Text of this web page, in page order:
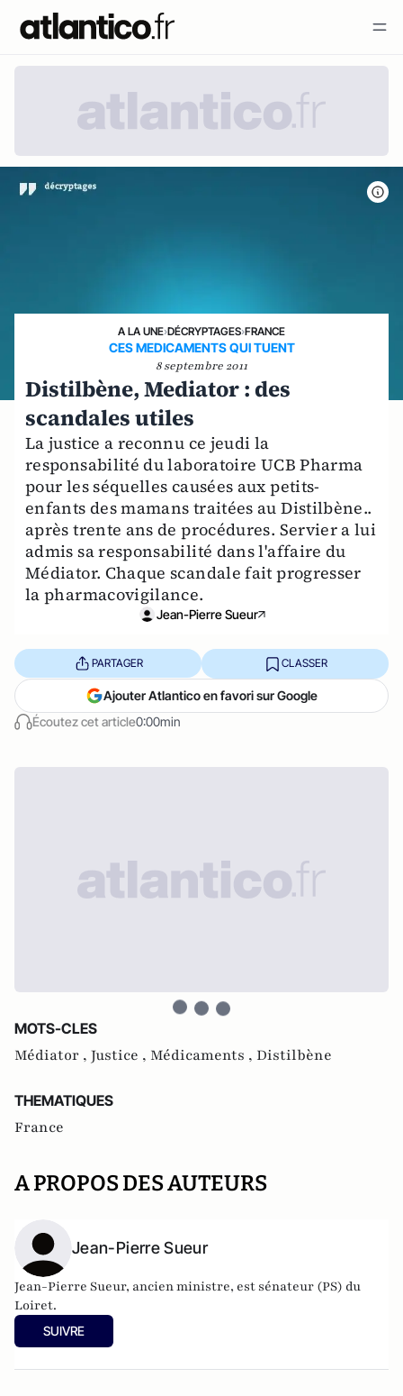
A LA UNE›DÉCRYPTAGES›FRANCE
CES MEDICAMENTS QUI TUENT
8 septembre 2011
Distilbène, Mediator : des
scandales utiles
La justice a reconnu ce jeudi la
responsabilité du laboratoire UCB Pharma
pour les séquelles causées aux petits-
enfants des mamans traitées au Distilbène..
après trente ans de procédures. Servier a lui
admis sa responsabilité dans l'affaire du
Médiator. Chaque scandale fait progresser
la pharmacovigilance.
Jean-Pierre Sueur
Écoutez cet article0:00min
PARTAGER CLASSER
Ajouter Atlantico en favori sur Google
MOTS-CLES
Médiator , Justice , Médicaments , Distilbène
THEMATIQUES
France
A PROPOS DES AUTEURS
Jean-Pierre Sueur
Jean-Pierre Sueur, ancien ministre, est sénateur (PS) du
Loiret.
SUIVRE